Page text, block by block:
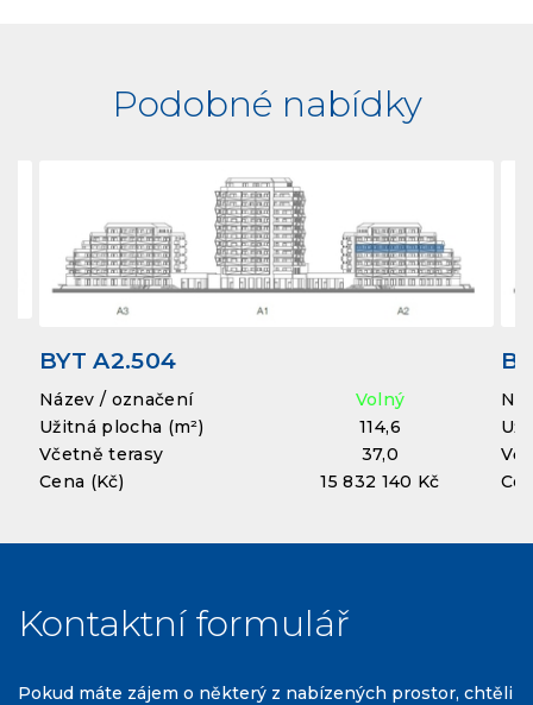
Podobné nabídky
BYT A2.504
Název / označení
Volný
Užitná plocha (m²)
114,6
Včetně terasy
37,0
Cena (Kč)
15 832 140 Kč
Kontaktní formulář
Pokud máte zájem o některý z nabízených prostor, chtěli